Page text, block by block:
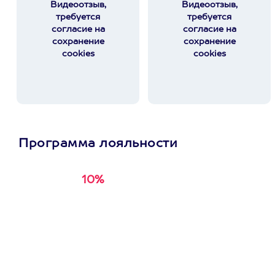
Видеоотзыв,
требуется
согласие на
сохранение
cookies
Видеоотзыв,
требуется
согласие на
сохранение
cookies
Программа лояльности
10%